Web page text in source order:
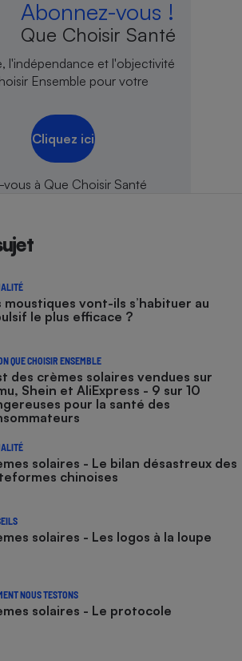
Abonnez-vous !
Que Choisir Santé
l'indépendance et l'objectivité
Ensemble pour votre
Cliquez ici
moustiques vont-ils s’habituer au
le plus efficace ?
QUE CHOISIR ENSEMBLE
des crèmes solaires vendues sur
Shein et AliExpress - 9 sur 10
pour la santé des
solaires - Le bilan désastreux des
chinoises
solaires - Les logos à la loupe
NOUS TESTONS
solaires - Le protocole